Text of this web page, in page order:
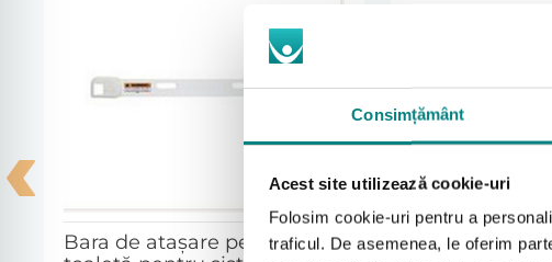
Consimțământ
Acest site utilizează cookie-uri
Folosim cookie-uri pentru a
traficul. De asemenea, le oferim
Produsul beneficiază de garanția legală de conformitate
montaj sau utilizare, din motive de igienă.
Bara de ataşare pentru
Cotiere pentru